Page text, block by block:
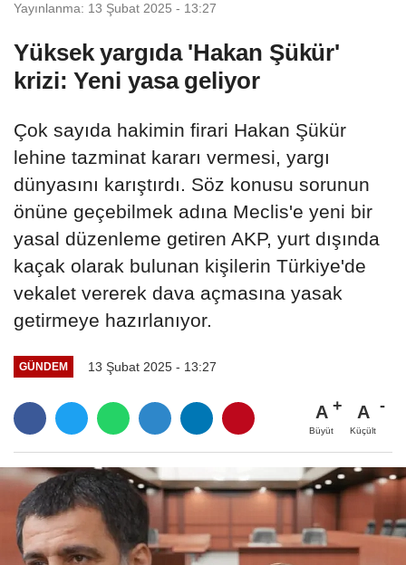
Yayınlanma: 13 Şubat 2025 - 13:27
Yüksek yargıda 'Hakan Şükür'
krizi: Yeni yasa geliyor
Çok sayıda hakimin firari Hakan Şükür
lehine tazminat kararı vermesi, yargı
dünyasını karıştırdı. Söz konusu sorunun
önüne geçebilmek adına Meclis'e yeni bir
yasal düzenleme getiren AKP, yurt dışında
kaçak olarak bulunan kişilerin Türkiye'de
vekalet vererek dava açmasına yasak
getirmeye hazırlanıyor.
GÜNDEM 13 Şubat 2025 - 13:27
A
Büyüt
A
Küçült